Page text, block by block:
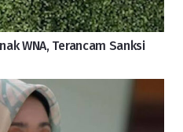
WNA, Terancam Sanksi